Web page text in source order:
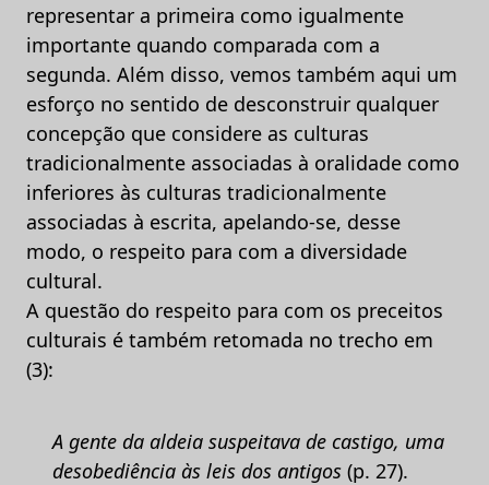
representar a primeira como igualmente
importante quando comparada com a
segunda. Além disso, vemos também aqui um
esforço no sentido de desconstruir qualquer
concepção que considere as culturas
tradicionalmente associadas à oralidade como
inferiores às culturas tradicionalmente
associadas à escrita, apelando-se, desse
modo, o respeito para com a diversidade
cultural.
A questão do respeito para com os preceitos
culturais é também retomada no trecho em
(3):
A gente da aldeia suspeitava de castigo, uma
desobediência às leis dos antigos (p. 27).